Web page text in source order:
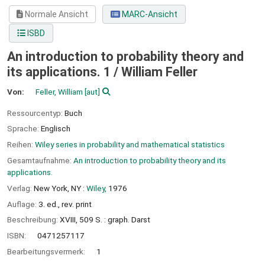
Normale Ansicht
MARC-Ansicht
ISBD
An introduction to probability theory and
its applications. 1 / William Feller
Von: Feller, William [aut]
Ressourcentyp: Buch
Sprache: Englisch
Reihen: Wiley series in probability and mathematical statistics
Gesamtaufnahme: An introduction to probability theory and its
applications.
Verlag: New York, NY : Wiley, 1976
Auflage: 3. ed., rev. print
Beschreibung: XVIII, 509 S. : graph. Darst
ISBN:
0471257117
Bearbeitungsvermerk:
1